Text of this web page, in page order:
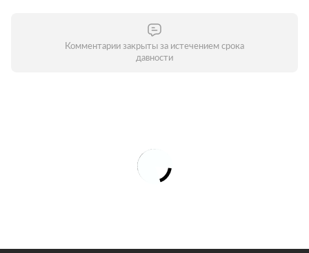
Комментарии закрыты за истечением срока
давности